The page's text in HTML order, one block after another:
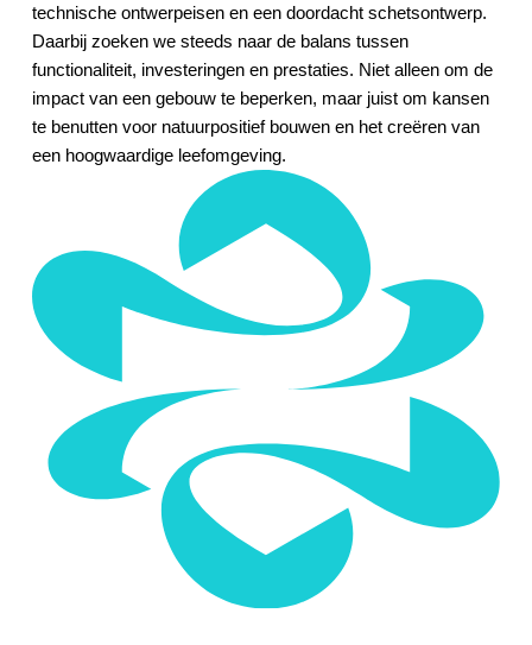
technische ontwerpeisen en een doordacht schetsontwerp.
Daarbij zoeken we steeds naar de balans tussen
functionaliteit, investeringen en prestaties. Niet alleen om de
impact van een gebouw te beperken, maar juist om kansen
te benutten voor natuurpositief bouwen en het creëren van
een hoogwaardige leefomgeving.